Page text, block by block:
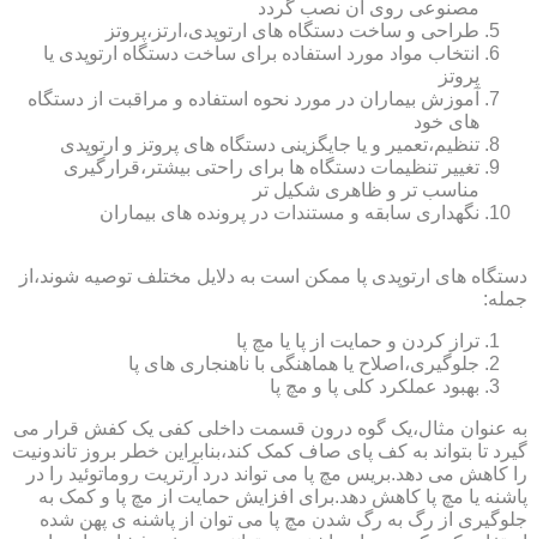
مصنوعی روی آن نصب گردد
طراحی و ساخت دستگاه های ارتوپدی،ارتز،پروتز
انتخاب مواد مورد استفاده برای ساخت دستگاه ارتوپدی یا
پروتز
آموزش بیماران در مورد نحوه استفاده و مراقبت از دستگاه
های خود
تنظیم،تعمیر و یا جایگزینی دستگاه های پروتز و ارتوپدی
تغییر تنظیمات دستگاه ها برای راحتی بیشتر،قرارگیری
مناسب تر و ظاهری شکیل تر
نگهداری سابقه و مستندات در پرونده های بیماران
دستگاه های ارتوپدی پا ممکن است به دلایل مختلف توصیه شوند،از
جمله:
تراز کردن و حمایت از پا یا مچ پا
جلوگیری،اصلاح یا هماهنگی با ناهنجاری های پا
بهبود عملکرد کلی پا و مچ پا
به عنوان مثال،یک گوه درون قسمت داخلی کفی یک کفش قرار می
گیرد تا بتواند به کف پای صاف کمک کند،بنابراین خطر بروز تاندونیت
را کاهش می دهد.بریس مچ پا می تواند درد آرتریت روماتوئید را در
پاشنه یا مچ پا کاهش دهد.برای افزایش حمایت از مچ پا و کمک به
جلوگیری از رگ به رگ شدن مچ پا می توان از پاشنه ی پهن شده